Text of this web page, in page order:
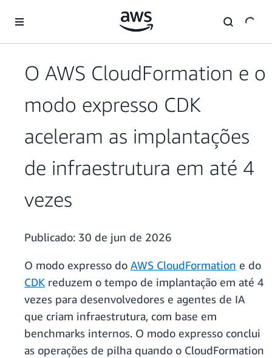
Pular para o conteúdo principal
O AWS CloudFormation e o
modo expresso CDK
aceleram as implantações
de infraestrutura em até 4
vezes
Publicado: 30 de jun de 2026
O modo expresso do AWS CloudFormation e do
CDK reduzem o tempo de implantação em até 4
vezes para desenvolvedores e agentes de IA
que criam infraestrutura, com base em
benchmarks internos. O modo expresso conclui
as operações de pilha quando o CloudFormation